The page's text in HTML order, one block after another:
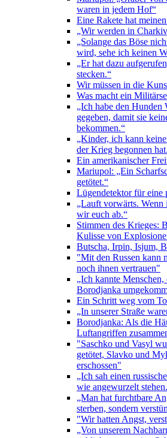
waren in jedem Hof“
Eine Rakete hat
„Wir werden in
„Solange das Böse
wird, sehe ich keinen
„Er hat dazu
stecken.“
Wir müssen in die
Was macht ein
„Ich habe den Hunden
gegeben, damit sie
bekommen.“
„Kinder, ich kann
der Krieg begonnen
Ein amerikanischer
Mariupol: „Ein
getötet.“
Lügendetektor für eine
„Lauft vorwärts. Wenn
wir euch ab.“
Stimmen des Krieges:
Kulisse von
Butscha, Irpin, Isjum,
"Mit den Russen kann
noch ihnen vertrauen"
„Ich kannte
Borodjanka
Ein Schritt weg vom
„In unserer Straße
Borodjanka: Als die
Luftangriffen
"Saschko und Vasyl
getötet, Slavko und
erschossen"
„Ich sah einen
wie angewurzelt
„Man hat furchtbare
sterben, sondern
"Wir hatten Angst,
„Von unserem